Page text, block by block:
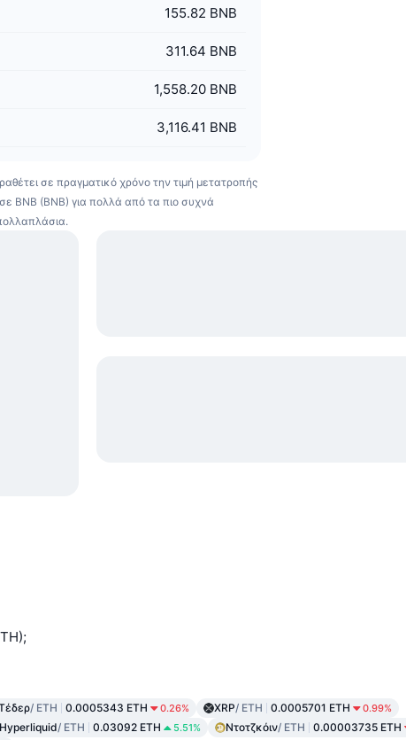
155.82 BNB
311.64 BNB
1,558.20 BNB
3,116.41 BNB
σε πραγματικό χρόνο την τιμή μετατροπής
BNB (BNB) για πολλά από τα πιο συχνά
/ ETH 0.0005343 ETH 0.26% XRP/ ETH 0.0005701 ETH 0.99%
Hyperliquid/ ETH 0.03092 ETH 5.51% Ντοτζκόιν/ ETH 0.00003735 ETH